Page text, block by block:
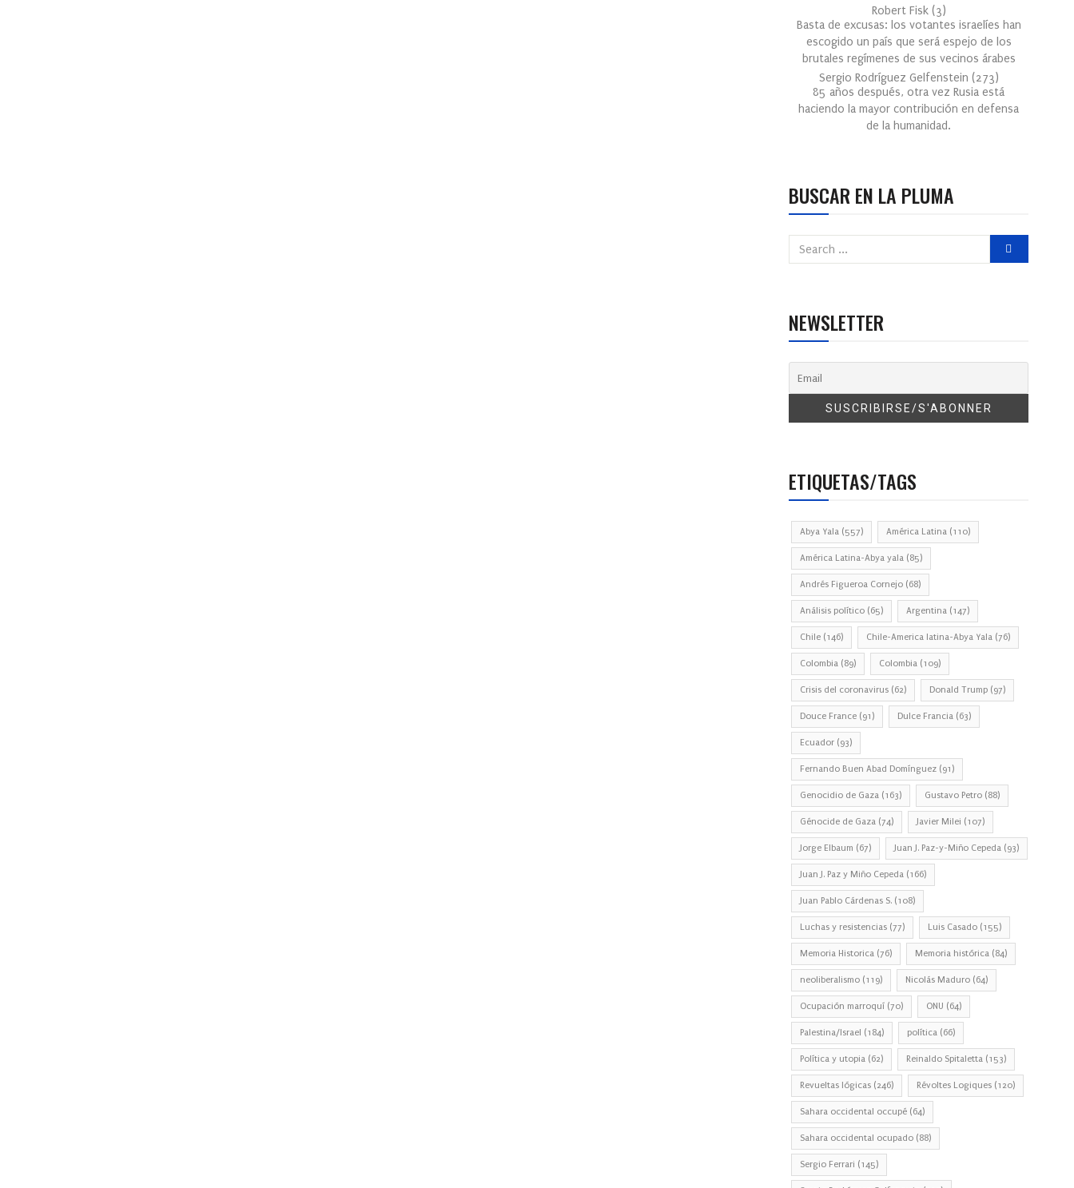
Robert Fisk (3)
Basta de excusas: los votantes israelíes han
escogido un país que será espejo de los
brutales regímenes de sus vecinos árabes
Sergio Rodríguez Gelfenstein (273)
85 años después, otra vez Rusia está
haciendo la mayor contribución en defensa
de la humanidad.
BUSCAR EN LA PLUMA
NEWSLETTER
ETIQUETAS/TAGS
Abya Yala (557) América Latina (110)
América Latina-Abya yala (85)
Andrés Figueroa Cornejo (68)
Análisis político (65) Argentina (147)
Chile (146) Chile-America latina-Abya Yala (76)
Colombia (89) Colombia (109)
Crisis del coronavirus (62) Donald Trump (97)
Douce France (91) Dulce Francia (63)
Ecuador (93)
Fernando Buen Abad Domínguez (91)
Genocidio de Gaza (163) Gustavo Petro (88)
Génocide de Gaza (74) Javier Milei (107)
Jorge Elbaum (67) Juan J. Paz-y-Miño Cepeda (93)
Juan J. Paz y Miño Cepeda (166)
Juan Pablo Cárdenas S. (108)
Luchas y resistencias (77) Luis Casado (155)
Memoria Historica (76) Memoria histórica (84)
neoliberalismo (119) Nicolás Maduro (64)
Ocupación marroquí (70) ONU (64)
Palestina/Israel (184) política (66)
Política y utopia (62) Reinaldo Spitaletta (153)
Revueltas lógicas (246) Révoltes Logiques (120)
Sahara occidental occupé (64)
Sahara occidental ocupado (88)
Sergio Ferrari (145)